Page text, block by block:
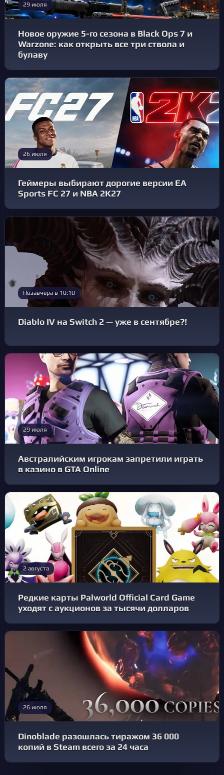
29 июля
Новое оружие 5-го сезона в Black Ops 7 и
Warzone: как открыть все три ствола и
булаву
26 июля
Геймеры выбирают дорогие версии EA
Sports FC 27 и NBA 2K27
Позавчера в 10:10
Diablo IV на Switch 2 — уже в сентябре?!
29 июля
Австралийским игрокам запретили играть
в казино в GTA Online
2 августа
Редкие карты Palworld Official Card Game
уходят с аукционов за тысячи долларов
26 июля
Dinoblade разошлась тиражом 36 000
копий в Steam всего за 24 часа